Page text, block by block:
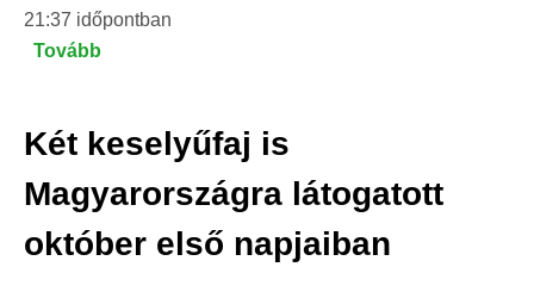
21:37 időpontban
Tovább
étlapján)
Két keselyűfaj is
Magyarországra látogatott
október első napjaiban